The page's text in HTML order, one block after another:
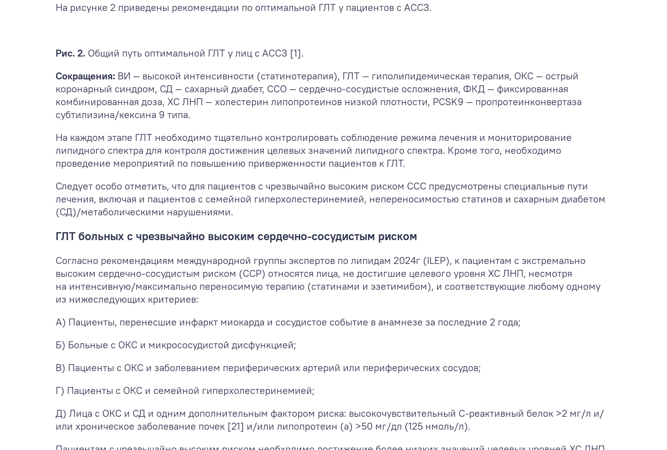
На рисунке 2 приведены рекомендации по оптимальной ГЛТ у пациентов с АССЗ.
Рис. 2. Общий путь оптимальной ГЛТ у лиц с АССЗ [1].
Сокращения: ВИ — высокой интенсивности (статинотерапия), ГЛТ — гиполипидемическая терапия, ОКС — острый
коронарный синдром, СД — сахарный диабет, ССО — сердечно-сосудистые осложнения, ФКД — фиксированная
комбинированная доза, ХС ЛНП — холестерин липопротеинов низкой плотности, PCSK9 — пропротеинконвертаза
субтилизина/кексина 9 типа.
На каждом этапе ГЛТ необходимо тщательно контролировать соблюдение режима лечения и мониторирование
липидного спектра для контроля достижения целевых значений липидного спектра. Кроме того, необходимо
проведение мероприятий по повышению приверженности пациентов к ГЛТ.
Следует особо отметить, что для пациентов с чрезвычайно высоким риском ССС предусмотрены специальные пути
лечения, включая и пациентов с семейной гиперхолестеринемией, непереносимостью статинов и сахарным диабетом
(СД)/метаболическими нарушениями.
ГЛТ больных с чрезвычайно высоким сердечно-сосудистым риском
Согласно рекомендациям международной группы экспертов по липидам 2024г (ILEP), к пациентам с экстремально
высоким сердечно-сосудистым риском (ССР) относятся лица, не достигшие целевого уровня ХС ЛНП, несмотря
на интенсивную/максимально переносимую терапию (статинами и эзетимибом), и соответствующие любому одному
из нижеследующих критериев:
А) Пациенты, перенесшие инфаркт миокарда и сосудистое событие в анамнезе за последние 2 года;
Б) Больные с ОКС и микрососудистой дисфункцией;
В) Пациенты с ОКС и заболеванием периферических артерий или периферических сосудов;
Г) Пациенты с ОКС и семейной гиперхолестеринемией;
Д) Лица с ОКС и СД и одним дополнительным фактором риска: высокочувствительный С-реактивный белок >2 мг/л и/
или хроническое заболевание почек [21] и/или липопротеин (а) >50 мг/дл (125 нмоль/л).